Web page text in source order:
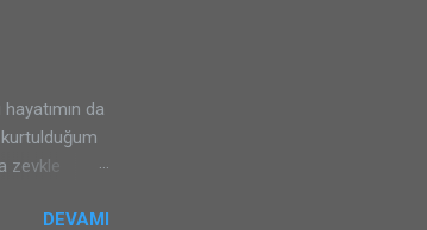
o gün.
da
zevkle
idi,
DEVAMI